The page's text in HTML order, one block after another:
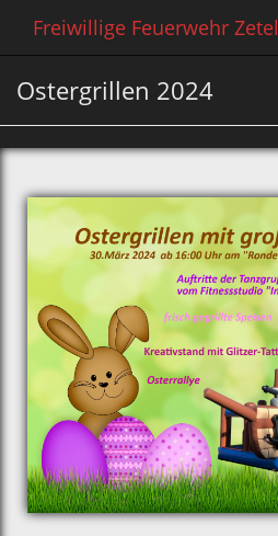
Freiwillige Feuerwehr Zetel
Ostergrillen 2024